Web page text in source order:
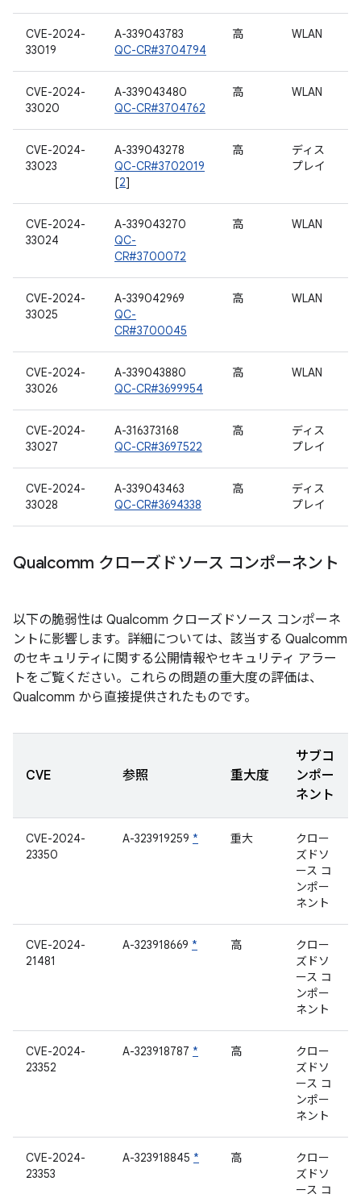
CVE-2024-
33019
A-339043783
QC-CR#3704794
高 WLAN
CVE-2024-
33020
A-339043480
QC-CR#3704762
高 WLAN
CVE-2024-
33023
A-339043278
QC-CR#3702019
[2]
高
ディス
プレイ
CVE-2024-
33024
A-339043270
QC-
CR#3700072
高 WLAN
CVE-2024-
33025
A-339042969
QC-
CR#3700045
高 WLAN
CVE-2024-
33026
A-339043880
QC-CR#3699954
高 WLAN
CVE-2024-
33027
A-316373168
QC-CR#3697522
高
ディス
プレイ
CVE-2024-
33028
A-339043463
QC-CR#3694338
高
ディス
プレイ
Qualcomm クローズドソース コンポーネント
以下の脆弱性は Qualcomm クローズドソース コンポーネ
ントに影響します。詳細については、該当する Qualcomm
のセキュリティに関する公開情報やセキュリティ アラー
トをご覧ください。これらの問題の重大度の評価は、
Qualcomm から直接提供されたものです。
CVE 参照 重大度
サブコ
ンポー
ネント
CVE-2024-
23350
A-323919259 * 重大
クロー
ズドソ
ース コ
ンポー
ネント
CVE-2024-
21481
A-323918669 * 高
クロー
ズドソ
ース コ
ンポー
ネント
CVE-2024-
23352
A-323918787 * 高
クロー
ズドソ
ース コ
ンポー
ネント
CVE-2024-
23353
A-323918845 * 高
クロー
ズドソ
ース コ